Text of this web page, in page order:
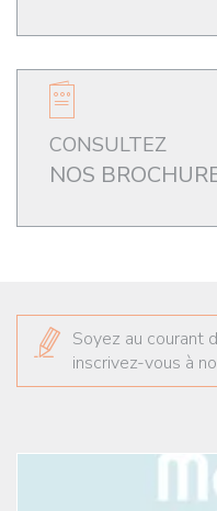
CONSULTEZ
NOS
Soyez au courant
inscrivez-vous à